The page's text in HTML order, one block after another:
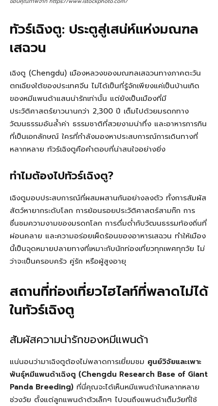
ทัวร์เฉิงตู: ประตูสู่เสน่ห์แห่งมณฑล
เสฉวน
เฉิงตู (Chengdu) เมืองหลวงของมณฑลเสฉวนทางภาคตะวัน
ตกเฉียงใต้ของประเทศจีน ไม่ได้เป็นที่รู้จักเพียงแค่เป็นบ้านเกิด
ของหมีแพนด้าแสนน่ารักเท่านั้น แต่ยังเป็นเมืองที่มี
ประวัติศาสตร์ยาวนานกว่า 2,300 ปี เต็มไปด้วยมรดกทาง
วัฒนธรรมอันล้ำค่า ธรรมชาติที่สวยงามน่าทึ่ง และอาหารการกิน
ที่เป็นเอกลักษณ์ ใครที่กำลังมองหาประสบการณ์การเดินทางที่
หลากหลาย ทัวร์เฉิงตูคือคำตอบที่น่าสนใจอย่างยิ่ง
ทำไมต้องไปทัวร์เฉิงตู?
เฉิงตูมอบประสบการณ์ที่ผสมผสานกันอย่างลงตัว ทั้งการสัมผัส
สัตว์หายากระดับโลก การย้อนรอยประวัติศาสตร์สามก๊ก การ
ชื่นชมความงามของมรดกโลก การดื่มด่ำกับวัฒนธรรมท้องถิ่นที่
ผ่อนคลาย และความอร่อยเผ็ดร้อนของอาหารเสฉวน ทำให้เมือง
นี้เป็นจุดหมายปลายทางที่เหมาะกับนักท่องเที่ยวทุกเพศทุกวัย ไม่
ว่าจะเป็นครอบครัว คู่รัก หรือผู้สูงอายุ
สถานที่ท่องเที่ยวไฮไลท์ที่พลาดไม่ได้
ในทัวร์เฉิงตู
สัมผัสความน่ารักของหมีแพนด้า
แน่นอนว่ามาเฉิงตูต้องไม่พลาดการเยี่ยมชม ศูนย์วิจัยและเพาะ
พันธุ์หมีแพนด้าเฉิงตู (Chengdu Research Base of Giant
Panda Breeding) ที่นี่คุณจะได้เห็นหมีแพนด้าในหลากหลาย
ช่วงวัย ตั้งแต่ลูกแพนด้าตัวเล็กๆ ไปจนถึงแพนด้าเต็มวัยที่ใช้